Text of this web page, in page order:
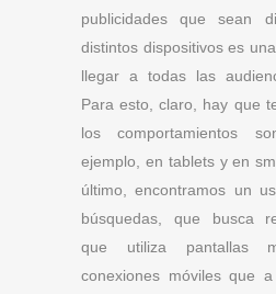
publicidades que sean
distintos dispositivos es
llegar a todas las
Para esto, claro, hay que
los comportamientos
ejemplo, en tablets y en
último, encontramos un
búsquedas, que busca
que utiliza pantallas
conexiones móviles que